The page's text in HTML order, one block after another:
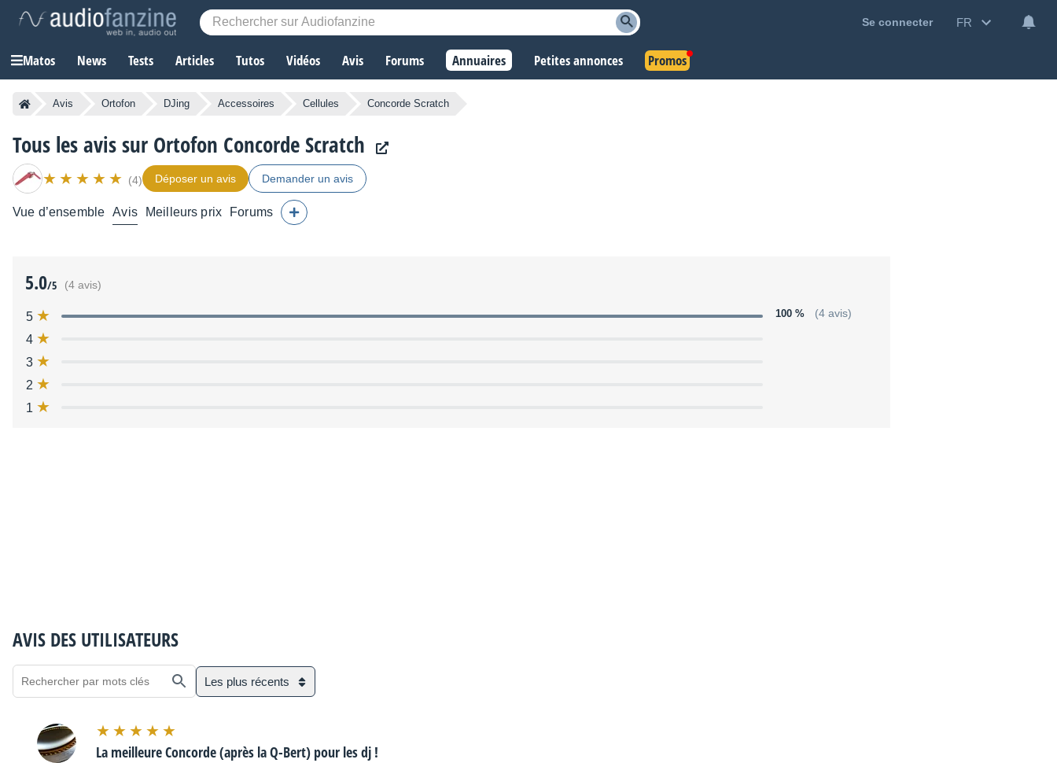
Se connecter FR
Matos News Tests Articles Tutos Vidéos Avis Forums Annuaires Petites annonces Promos
Avis Ortofon DJing Accessoires Cellules Concorde Scratch
Tous les avis sur Ortofon Concorde Scratch
(4) Déposer un avis Demander un avis
Vue d’ensemble Avis Meilleurs prix Forums
5.0/5 (4 avis)
5 100 % (4 avis)
4
3
2
1
AVIS DES UTILISATEURS
Les plus récents
La meilleure Concorde (après la Q-Bert) pour les dj !